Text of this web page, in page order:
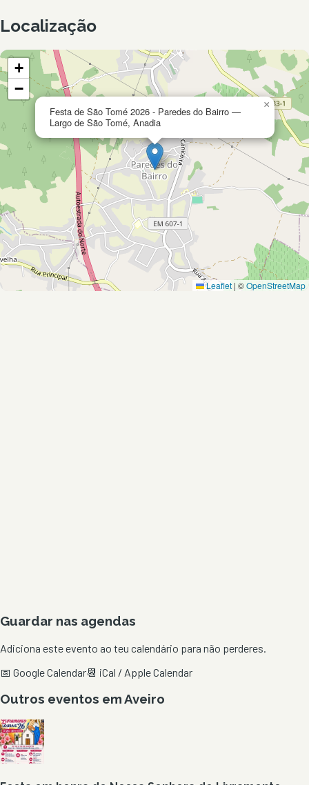
Localização
Festa de São Tomé 2026 - Paredes do Bairro —
Largo de São Tomé, Anadia
×
+
−
Leaflet | ©OpenStreetMap
Guardar nas agendas
Adiciona este evento ao teu calendário para não perderes.
📅 Google Calendar📆 iCal / Apple Calendar
Outros eventos emAveiro